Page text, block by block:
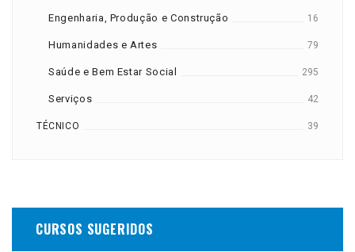
Engenharia, Produção e Construção 16
Humanidades e Artes 79
Saúde e Bem Estar Social 295
Serviços 42
TÉCNICO 39
CURSOS SUGERIDOS